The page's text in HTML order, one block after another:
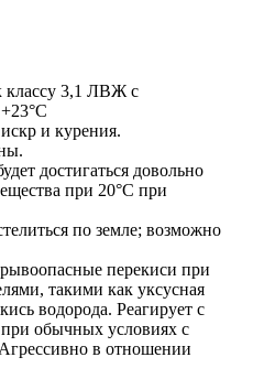
классу 3,1 ЛВЖ с
и курения.
достигаться довольно
при 20°C при
по земле; возможно
перекиси при
такими как уксусная
водорода. Реагирует с
обычных условиях с
в отношении